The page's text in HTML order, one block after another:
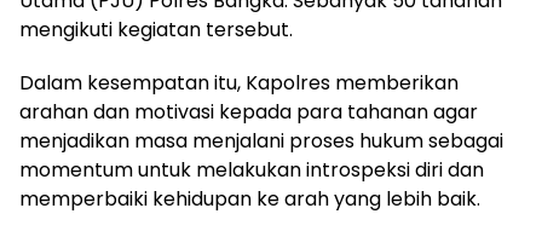
mengikuti kegiatan tersebut.
Dalam kesempatan itu, Kapolres memberikan
arahan dan motivasi kepada para tahanan agar
menjadikan masa menjalani proses hukum sebagai
momentum untuk melakukan introspeksi diri dan
memperbaiki kehidupan ke arah yang lebih baik.